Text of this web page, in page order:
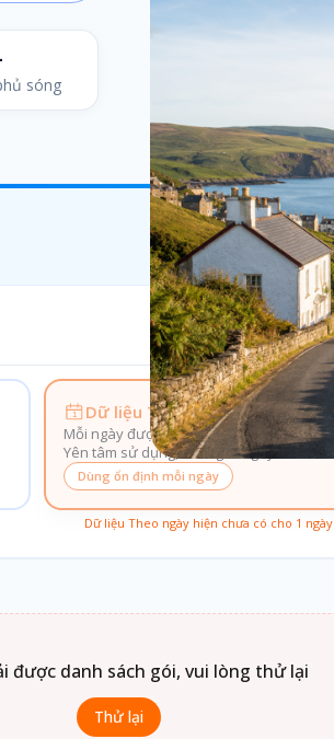
sóng
Dữ liệu Theo ngày
Mỗi ngày được cấp lại dung lượng mới.
Yên tâm sử dụng, không lo ngày sau
Dùng ổn định mỗi ngày
Dữ liệu Theo ngày hiện chưa có cho 1 ngày
được danh sách gói, vui lòng thử lại
Thử lại